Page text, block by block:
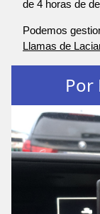
de 4 horas de
Podemos
Llamas de
Por